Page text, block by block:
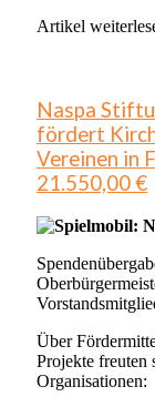
Artikel
Naspa
fördert
Vereinen in
21.550,00 €
Über
Projekte freuten
Organisationen: